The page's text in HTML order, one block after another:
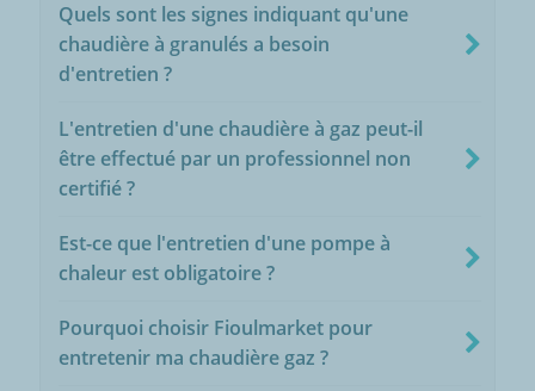
Quels sont les signes indiquant qu'une
chaudière à granulés a besoin
d'entretien ?
L'entretien d'une chaudière à gaz peut-il
être effectué par un professionnel non
certifié ?
Est-ce que l'entretien d'une pompe à
chaleur est obligatoire ?
Pourquoi choisir Fioulmarket pour
entretenir ma chaudière gaz ?